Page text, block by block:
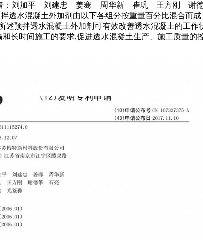
作者：刘加平 刘建忠 姜骞 周华新 崔巩 王方刚
水混凝土外加剂由以下各组分按重量百分比混合而
述预拌透水混凝土外加剂可有效改善透水混凝土的工
长时间施工的要求,促进透水混凝土生产、施工质量的